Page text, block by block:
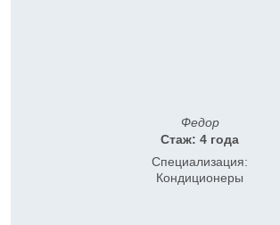
Федор
Стаж: 4 года
Специализация:
Кондиционеры